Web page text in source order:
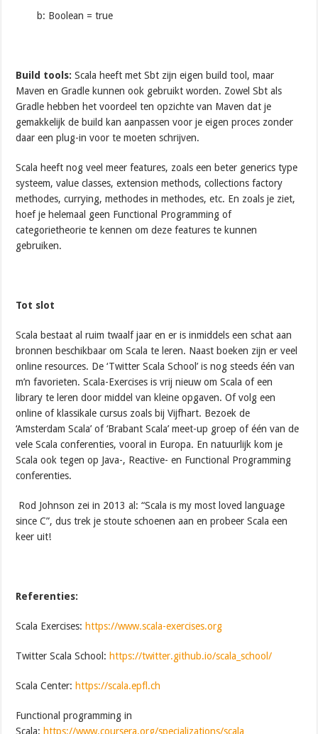
b: Boolean = true
Build tools: Scala heeft met Sbt zijn eigen build tool, maar
Maven en Gradle kunnen ook gebruikt worden. Zowel Sbt als
Gradle hebben het voordeel ten opzichte van Maven dat je
gemakkelijk de build kan aanpassen voor je eigen proces zonder
daar een plug-in voor te moeten schrijven.
Scala heeft nog veel meer features, zoals een beter generics type
systeem, value classes, extension methods, collections factory
methodes, currying, methodes in methodes, etc. En zoals je ziet,
hoef je helemaal geen Functional Programming of
categorietheorie te kennen om deze features te kunnen
gebruiken.
Tot slot
Scala bestaat al ruim twaalf jaar en er is inmiddels een schat aan
bronnen beschikbaar om Scala te leren. Naast boeken zijn er veel
online resources. De ‘Twitter Scala School’ is nog steeds één van
m’n favorieten. Scala-Exercises is vrij nieuw om Scala of een
library te leren door middel van kleine opgaven. Of volg een
online of klassikale cursus zoals bij Vijfhart. Bezoek de
‘Amsterdam Scala’ of ‘Brabant Scala’ meet-up groep of één van de
vele Scala conferenties, vooral in Europa. En natuurlijk kom je
Scala ook tegen op Java-, Reactive- en Functional Programming
conferenties.
Rod Johnson zei in 2013 al: “Scala is my most loved language
since C”, dus trek je stoute schoenen aan en probeer Scala een
keer uit!
Referenties:
Scala Exercises: https://www.scala-exercises.org
Twitter Scala School: https://twitter.github.io/scala_school/
Scala Center: https://scala.epfl.ch
Functional programming in
Scala: https://www.coursera.org/specializations/scala